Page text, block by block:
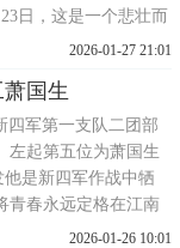
日，这是一个悲壮而
枫子岭村，八路军太
行了一场浴血鏖战，
要冲锋向前，为的是
2026-01-27 21:01
国生
四军第一支队二团部
左起第五位为萧国生
是新四军作战中牺
青春永远定格在江南
愧为抗战中政工人员
2026-01-26 10:01